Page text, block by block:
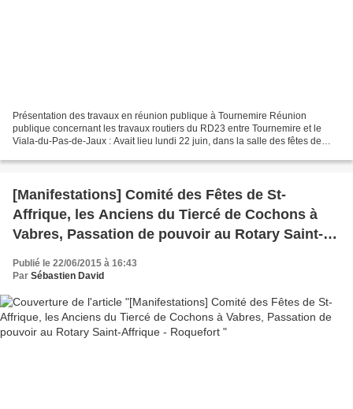
Présentation des travaux en réunion publique à Tournemire Réunion
publique concernant les travaux routiers du RD23 entre Tournemire et le
Viala-du-Pas-de-Jaux : Avait lieu lundi 22 juin, dans la salle des fêtes de
[Manifestations] Comité des Fêtes de St-
Affrique, les Anciens du Tiercé de Cochons à
Vabres, Passation de pouvoir au Rotary Saint-
Publié le 22/06/2015 à 16:43
Par Sébastien David